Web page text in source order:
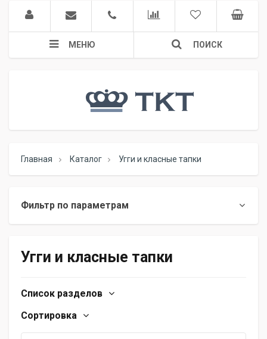
МЕНЮ ПОИСК
Главная Каталог Угги и класные тапки
Фильтр по параметрам
Угги и класные тапки
Список разделов
Сортировка